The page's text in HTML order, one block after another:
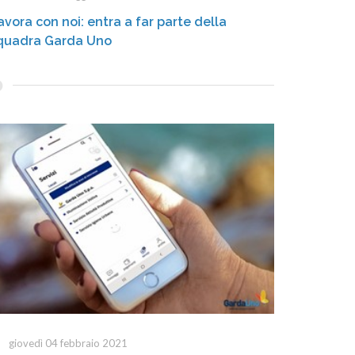
con noi: entra a far parte della
Garda Uno
giovedì 04 febbraio 2021